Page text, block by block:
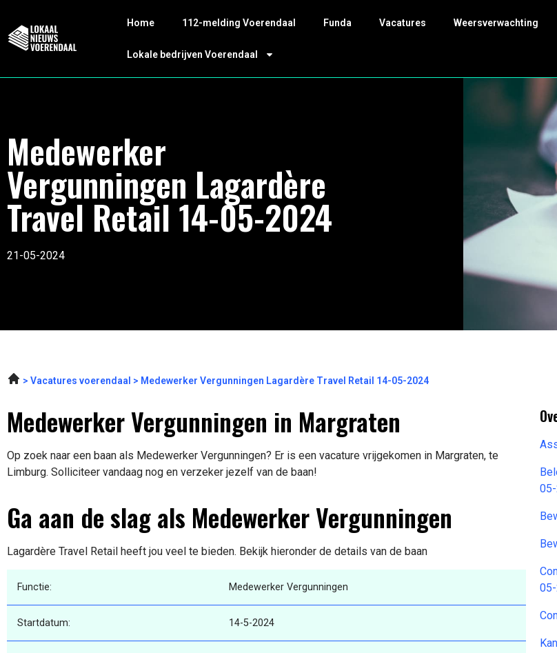
Home 112-melding Voerendaal Funda Vacatures Weersverwachting
Lokale bedrijven Voerendaal
Medewerker
Vergunningen Lagardère
Travel Retail 14-05-2024
21-05-2024
Vacatures voerendaal Medewerker Vergunningen Lagardère Travel Retail 14-05-2024
Medewerker Vergunningen in Margraten
Op zoek naar een baan als Medewerker Vergunningen? Er is een vacature vrijgekomen in Margraten, te
Limburg. Solliciteer vandaag nog en verzeker jezelf van de baan!
Ga aan de slag als Medewerker Vergunningen
Lagardère Travel Retail heeft jou veel te bieden. Bekijk hieronder de details van de baan
Functie: Medewerker Vergunningen
Startdatum: 14-5-2024